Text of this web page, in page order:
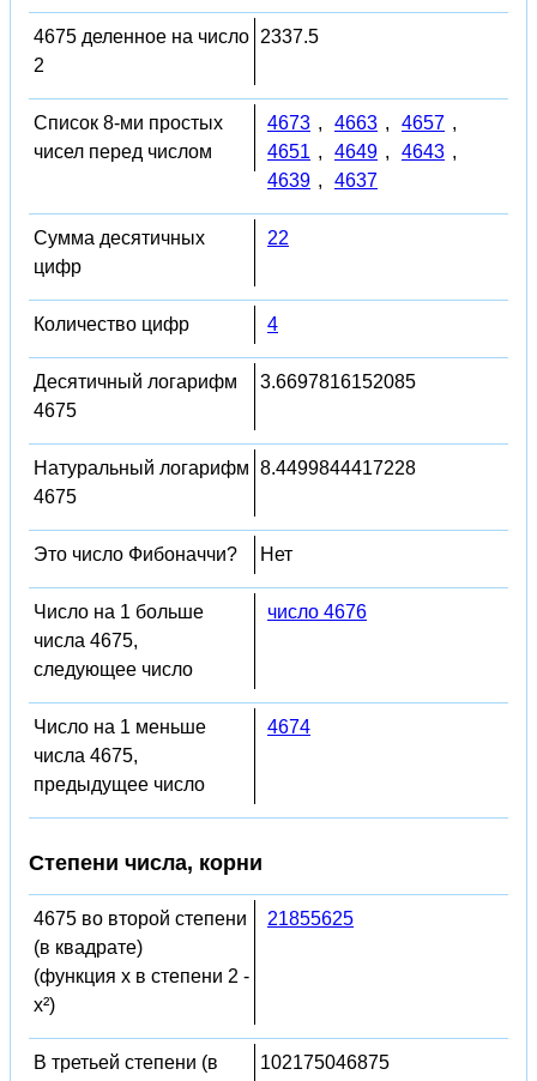
4675 деленное на число
2
2337.5
Список 8-ми простых
чисел перед числом
4673 , 4663 , 4657 ,
4651 , 4649 , 4643 ,
4639 , 4637
Сумма десятичных
цифр
22
Количество цифр 4
Десятичный логарифм
4675
3.6697816152085
Натуральный логарифм
4675
8.4499844417228
Это число Фибоначчи? Нет
Число на 1 больше
числа 4675,
следующее число
число 4676
Число на 1 меньше
числа 4675,
предыдущее число
4674
Степени числа, корни
4675 во второй степени
(в квадрате)
(функция x в степени 2 -
x²)
21855625
В третьей степени (в
102175046875